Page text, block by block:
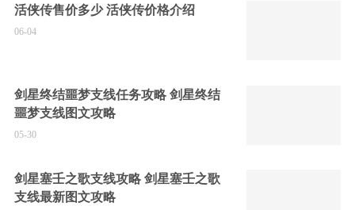
活侠传售价多少 活侠传价格介绍
06-04
剑星终结噩梦支线任务攻略 剑星终结
噩梦支线图文攻略
05-30
剑星塞壬之歌支线攻略 剑星塞壬之歌
支线最新图文攻略